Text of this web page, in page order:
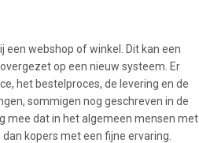
een webshop of winkel. Dit kan een
op een nieuw systeem. Er
het bestelproces, de levering en de
sommigen nog geschreven in de
mee dat in het algemeen mensen met
kopers met een fijne ervaring.